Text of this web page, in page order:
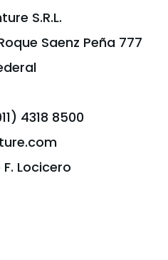
S.R.L.
Saenz Peña 777
4318 8500
Locicero